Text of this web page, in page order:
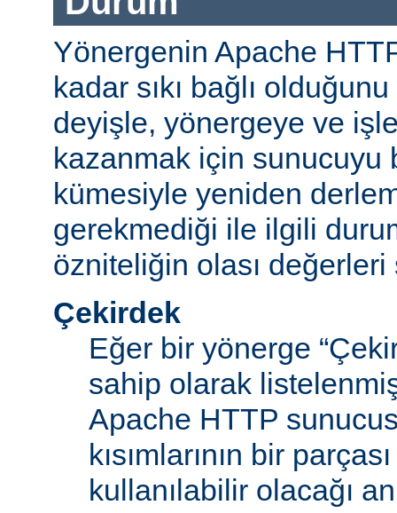
Yönergenin Apache
kadar sıkı bağlı
deyişle, yönergeye ve
kazanmak için sunucuyu
kümesiyle yeniden
gerekmediği ile ilgili
özniteliğin olası değerleri
Çekirdek
Eğer bir yönerge
sahip olarak
Apache HTTP
kısımlarının bir
kullanılabilir olacağı